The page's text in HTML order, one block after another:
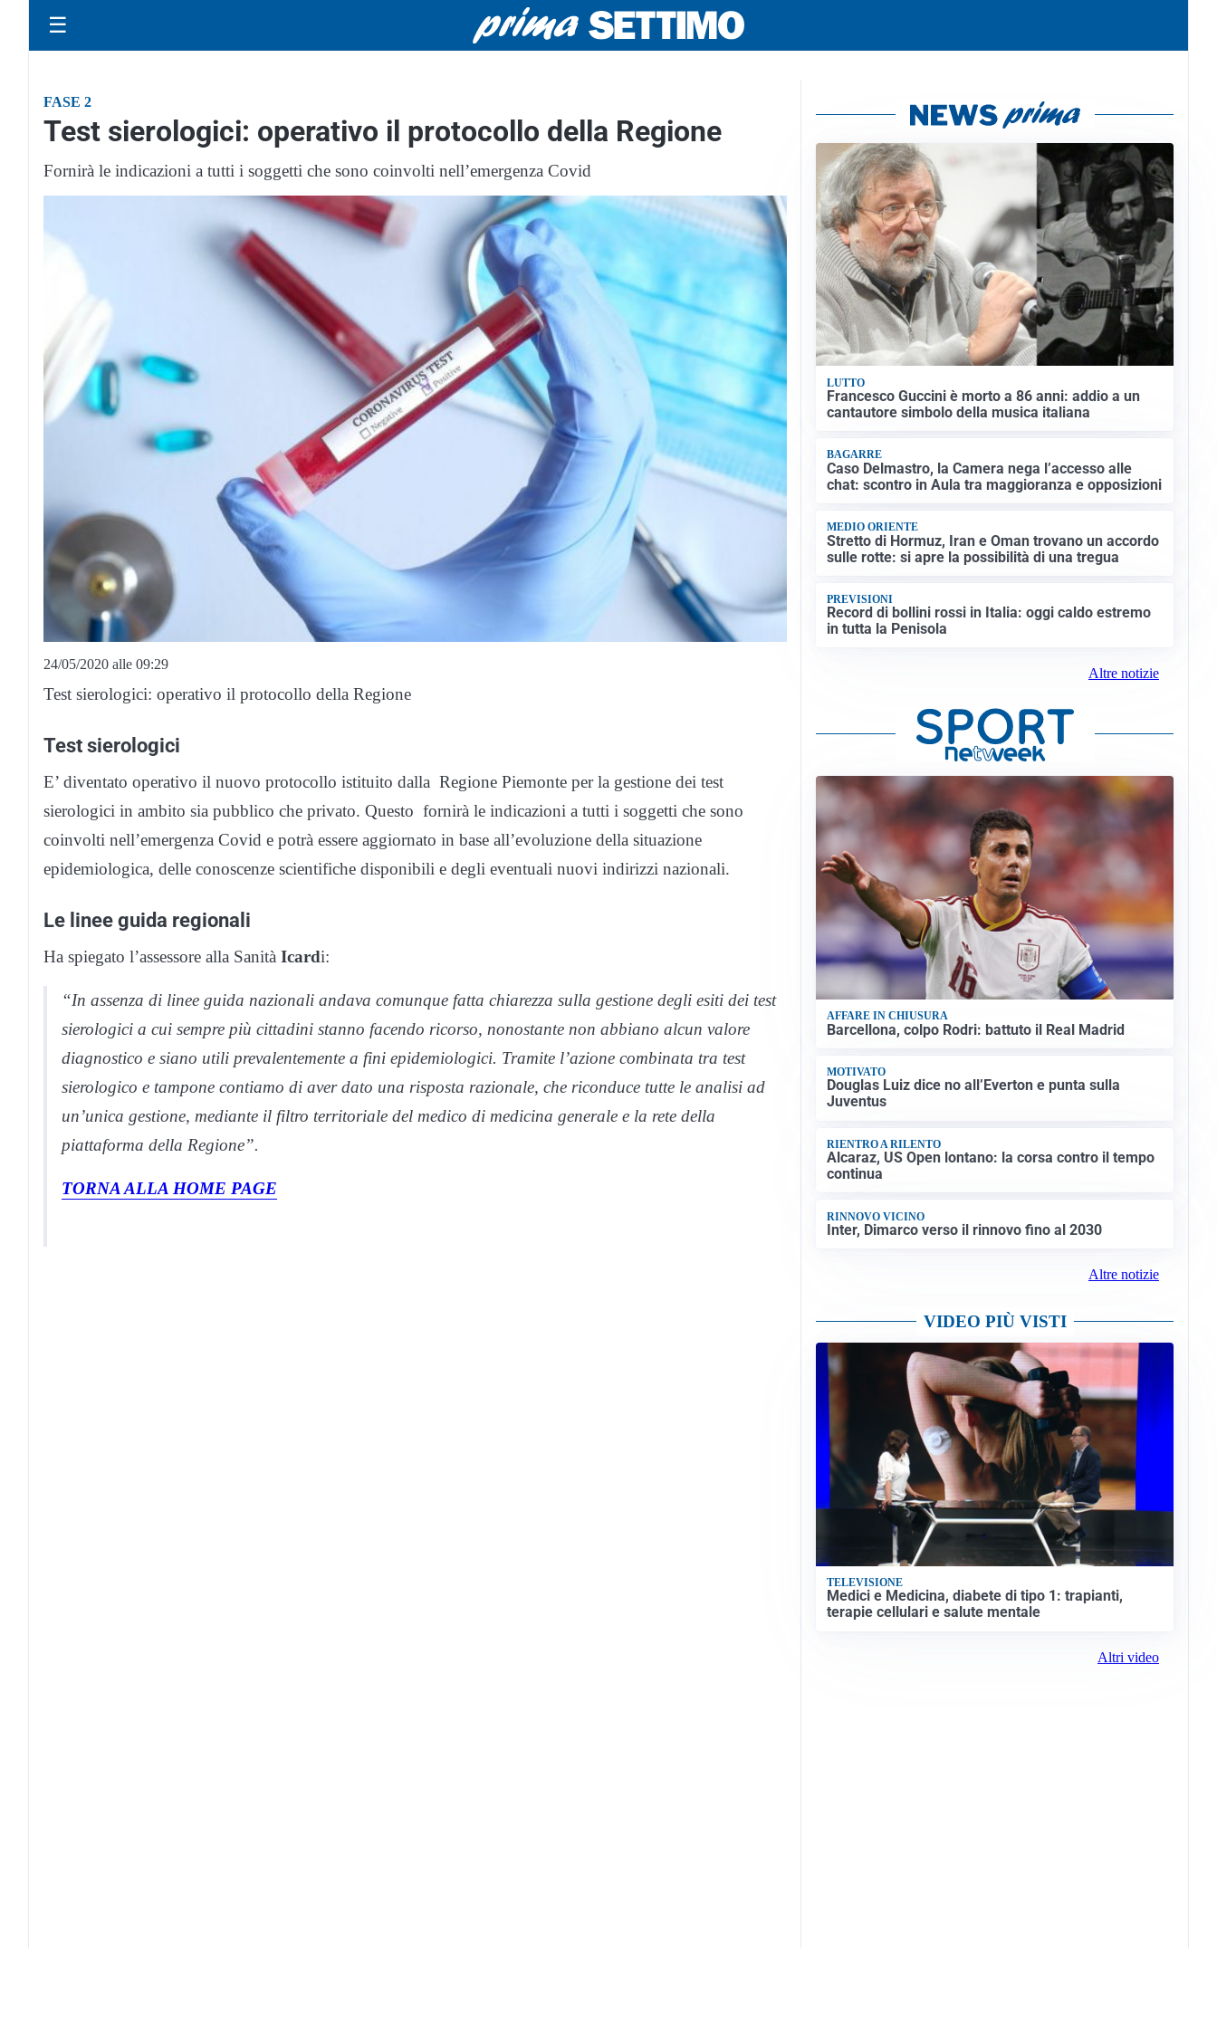
☰
FASE 2
Test sierologici: operativo il protocollo della Regione
Fornirà le indicazioni a tutti i soggetti che sono coinvolti nell’emergenza Covid
24/05/2020 alle 09:29
Test sierologici: operativo il protocollo della Regione
Test sierologici
E’ diventato operativo il nuovo protocollo istituito dalla Regione Piemonte per la gestione dei test
sierologici in ambito sia pubblico che privato. Questo fornirà le indicazioni a tutti i soggetti che sono
coinvolti nell’emergenza Covid e potrà essere aggiornato in base all’evoluzione della situazione
epidemiologica, delle conoscenze scientifiche disponibili e degli eventuali nuovi indirizzi nazionali.
Le linee guida regionali
Ha spiegato l’assessore alla Sanità Icardi:
“In assenza di linee guida nazionali andava comunque fatta chiarezza sulla gestione degli esiti dei test
sierologici a cui sempre più cittadini stanno facendo ricorso, nonostante non abbiano alcun valore
diagnostico e siano utili prevalentemente a fini epidemiologici. Tramite l’azione combinata tra test
sierologico e tampone contiamo di aver dato una risposta razionale, che riconduce tutte le analisi ad
un’unica gestione, mediante il filtro territoriale del medico di medicina generale e la rete della
piattaforma della Regione”.
TORNA ALLA HOME PAGE
LUTTO
Francesco Guccini è morto a 86 anni: addio a un
cantautore simbolo della musica italiana
BAGARRE
Caso Delmastro, la Camera nega l’accesso alle
chat: scontro in Aula tra maggioranza e opposizioni
MEDIO ORIENTE
Stretto di Hormuz, Iran e Oman trovano un accordo
sulle rotte: si apre la possibilità di una tregua
PREVISIONI
Record di bollini rossi in Italia: oggi caldo estremo
in tutta la Penisola
Altre notizie
AFFARE IN CHIUSURA
Barcellona, colpo Rodri: battuto il Real Madrid
MOTIVATO
Douglas Luiz dice no all’Everton e punta sulla
Juventus
RIENTRO A RILENTO
Alcaraz, US Open lontano: la corsa contro il tempo
continua
RINNOVO VICINO
Inter, Dimarco verso il rinnovo fino al 2030
Altre notizie
VIDEO PIÙ VISTI
TELEVISIONE
Medici e Medicina, diabete di tipo 1: trapianti,
terapie cellulari e salute mentale
Altri video